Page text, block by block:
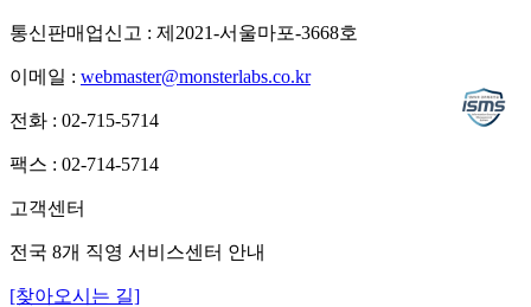
통신판매업신고 : 제2021-서울마포-3668호
이메일 : webmaster@monsterlabs.co.kr
전화 : 02-715-5714
팩스 : 02-714-5714
고객센터
전국 8개 직영 서비스센터 안내
[찾아오시는 길]